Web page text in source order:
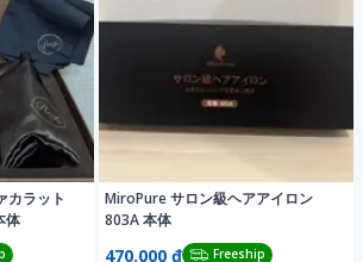
カラット
体
MiroPure サロン級ヘアアイロン
803A 本体
470.000 ₫ Freeship